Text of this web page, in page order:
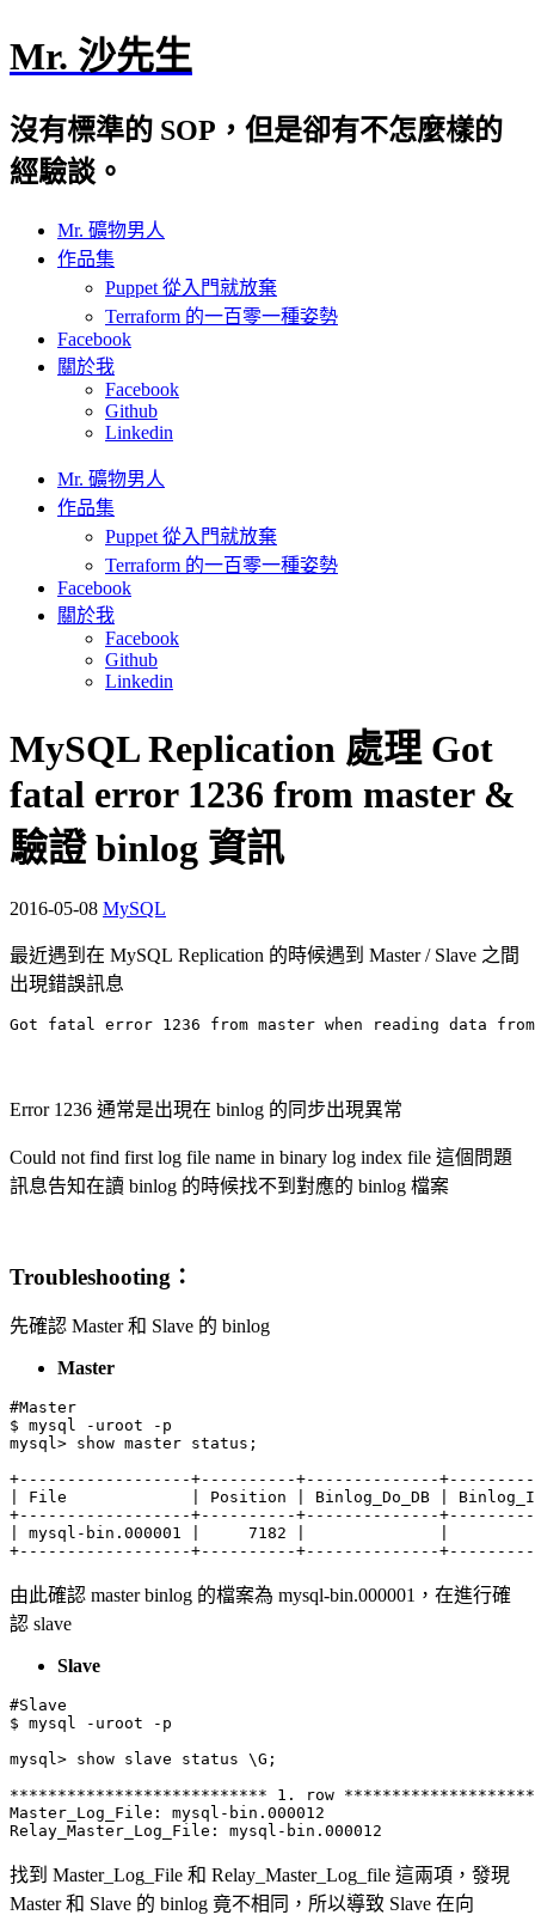
Mr. 沙先生
沒有標準的 SOP，但是卻有不怎麼樣的
經驗談。
Mr. 礦物男人
作品集
Puppet 從入門就放棄
Terraform 的一百零一種姿勢
Facebook
關於我
Facebook
Github
Linkedin
Mr. 礦物男人
作品集
Puppet 從入門就放棄
Terraform 的一百零一種姿勢
Facebook
關於我
Facebook
Github
Linkedin
MySQL Replication 處理 Got
fatal error 1236 from master &
驗證 binlog 資訊
2016-05-08 MySQL
最近遇到在 MySQL Replication 的時候遇到 Master / Slave 之間
出現錯誤訊息
Got fatal error 1236 from master when reading
Error 1236 通常是出現在 binlog 的同步出現異常
Could not find first log file name in binary log index file 這個問題
訊息告知在讀 binlog 的時候找不到對應的 binlog 檔案
Troubleshooting：
先確認 Master 和 Slave 的 binlog
Master
#Master
$ mysql -uroot -p
mysql> show master status;
+------------------+----------+--------------
| File             | Position | Binlog_Do_DB |
+------------------+----------+--------------
| mysql-bin.000001 |     7182 |              |
+------------------+----------+--------------
由此確認 master binlog 的檔案為 mysql-bin.000001，在進行確
認 slave
Slave
#Slave
$ mysql -uroot -p
mysql> show slave status \G;
*************************** 1. row
Master_Log_File: mysql-bin.000012
Relay_Master_Log_File: mysql-bin.000012
找到 Master_Log_File 和 Relay_Master_Log_file 這兩項，發現
Master 和 Slave 的 binlog 竟不相同，所以導致 Slave 在向